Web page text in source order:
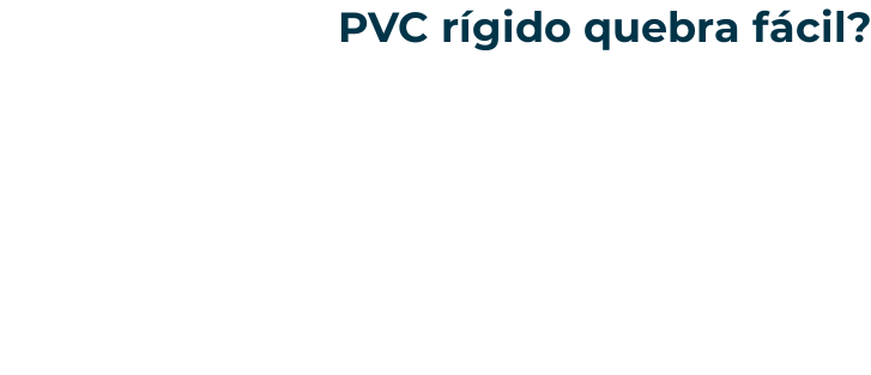
PVC rígido quebra fácil?